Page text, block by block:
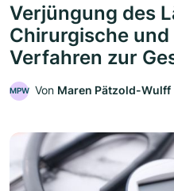
Verjüngung des
Chirurgische
Verfahren zur
MPW Von Maren Pätzold-Wulff